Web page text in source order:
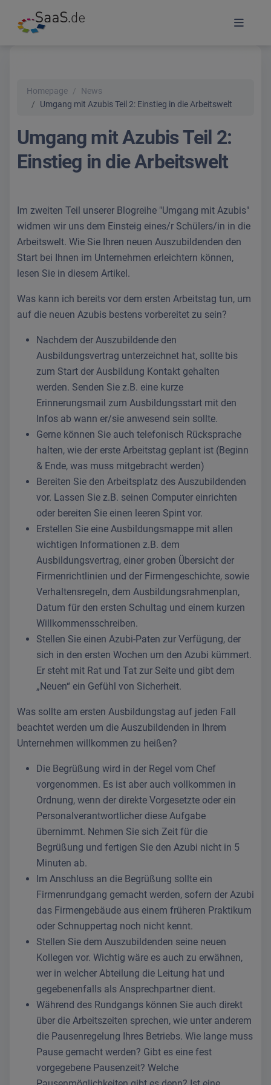
Homepage
News
Umgang mit Azubis Teil 2: Einstieg in die Arbeitswelt
Umgang mit Azubis Teil 2:
Einstieg in die Arbeitswelt
Im zweiten Teil unserer Blogreihe "Umgang mit Azubis"
widmen wir uns dem Einsteig eines/r Schülers/in in die
Arbeitswelt. Wie Sie Ihren neuen Auszubildenden den
Start bei Ihnen im Unternehmen erleichtern können,
lesen Sie in diesem Artikel.
Was kann ich bereits vor dem ersten Arbeitstag tun, um
auf die neuen Azubis bestens vorbereitet zu sein?
Nachdem der Auszubildende den
Ausbildungsvertrag unterzeichnet hat, sollte bis
zum Start der Ausbildung Kontakt gehalten
werden. Senden Sie z.B. eine kurze
Erinnerungsmail zum Ausbildungsstart mit den
Infos ab wann er/sie anwesend sein sollte.
Gerne können Sie auch telefonisch Rücksprache
halten, wie der erste Arbeitstag geplant ist (Beginn
& Ende, was muss mitgebracht werden)
Bereiten Sie den Arbeitsplatz des Auszubildenden
vor. Lassen Sie z.B. seinen Computer einrichten
oder bereiten Sie einen leeren Spint vor.
Erstellen Sie eine Ausbildungsmappe mit allen
wichtigen Informationen z.B. dem
Ausbildungsvertrag, einer groben Übersicht der
Firmenrichtlinien und der Firmengeschichte, sowie
Verhaltensregeln, dem Ausbildungsrahmenplan,
Datum für den ersten Schultag und einem kurzen
Willkommensschreiben.
Stellen Sie einen Azubi-Paten zur Verfügung, der
sich in den ersten Wochen um den Azubi kümmert.
Er steht mit Rat und Tat zur Seite und gibt dem
„Neuen“ ein Gefühl von Sicherheit.
Was sollte am ersten Ausbildungstag auf jeden Fall
beachtet werden um die Auszubildenden in Ihrem
Unternehmen willkommen zu heißen?
Die Begrüßung wird in der Regel vom Chef
vorgenommen. Es ist aber auch vollkommen in
Ordnung, wenn der direkte Vorgesetzte oder ein
Personalverantwortlicher diese Aufgabe
übernimmt. Nehmen Sie sich Zeit für die
Begrüßung und fertigen Sie den Azubi nicht in 5
Minuten ab.
Im Anschluss an die Begrüßung sollte ein
Firmenrundgang gemacht werden, sofern der Azubi
das Firmengebäude aus einem früheren Praktikum
oder Schnuppertag noch nicht kennt.
Stellen Sie dem Auszubildenden seine neuen
Kollegen vor. Wichtig wäre es auch zu erwähnen,
wer in welcher Abteilung die Leitung hat und
gegebenenfalls als Ansprechpartner dient.
Während des Rundgangs können Sie auch direkt
über die Arbeitszeiten sprechen, wie unter anderem
die Pausenregelung Ihres Betriebs. Wie lange muss
Pause gemacht werden? Gibt es eine fest
vorgegebene Pausenzeit? Welche